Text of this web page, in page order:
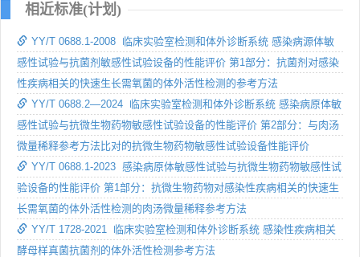
相近标准(计划)
YY/T 0688.1-2008 临床实验室检测和体外诊断系统 感染病源体敏
感性试验与抗菌剂敏感性试验设备的性能评价 第1部分：抗菌剂对感染
性疾病相关的快速生长需氧菌的体外活性检测的参考方法
YY/T 0688.2—2024 临床实验室检测和体外诊断系统 感染病原体敏
感性试验与抗微生物药物敏感性试验设备的性能评价 第2部分：与肉汤
微量稀释参考方法比对的抗微生物药物敏感性试验设备性能评价
YY/T 0688.1-2023 感染病原体敏感性试验与抗微生物药物敏感性试
验设备的性能评价 第1部分：抗微生物药物对感染性疾病相关的快速生
长需氧菌的体外活性检测的肉汤微量稀释参考方法
YY/T 1728-2021 临床实验室检测和体外诊断系统 感染性疾病相关
酵母样真菌抗菌剂的体外活性检测参考方法